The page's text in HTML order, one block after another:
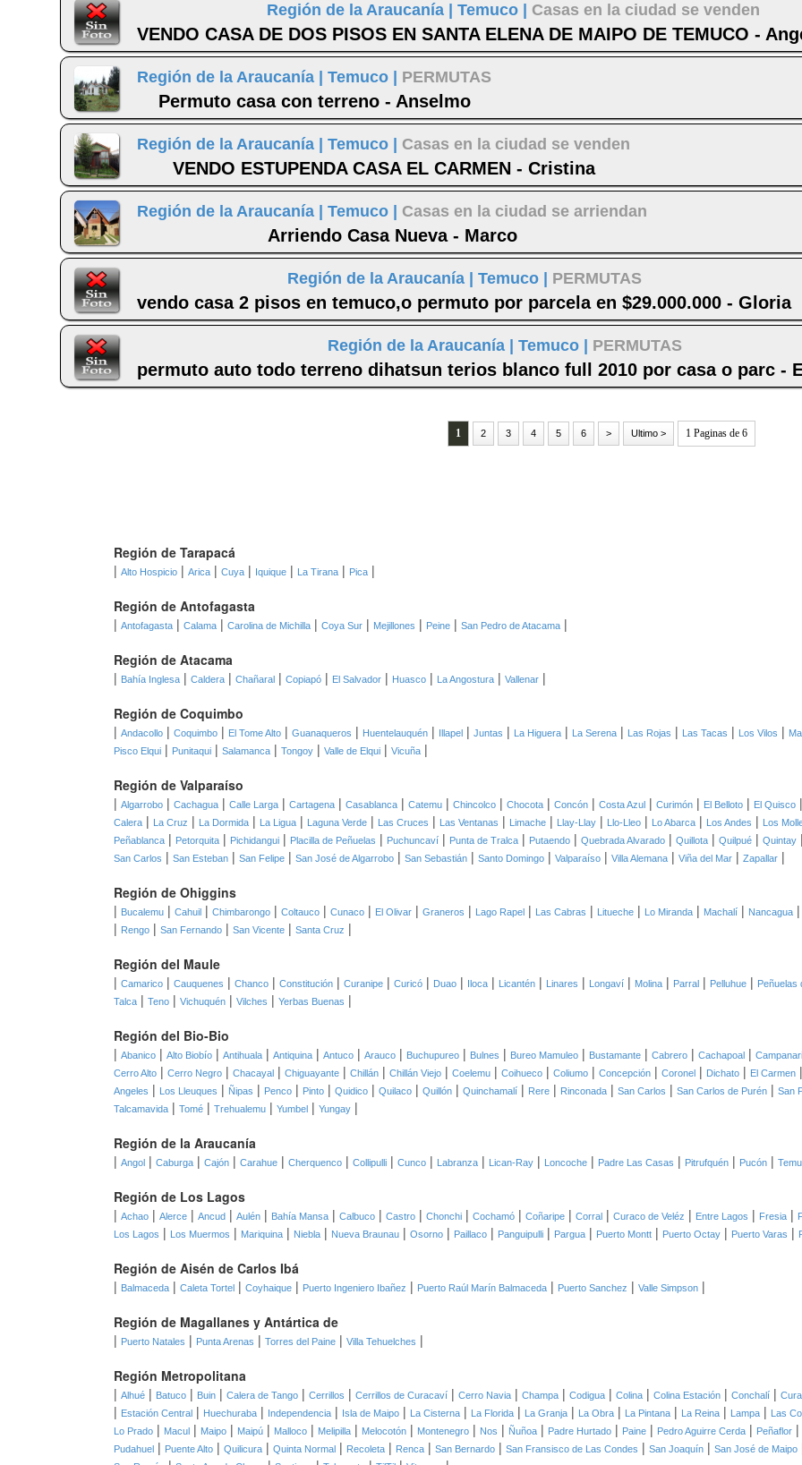
Región de la Araucanía | Temuco | Casas en la ciudad se venden
VENDO CASA DE DOS PISOS EN SANTA ELENA DE MAIPO DE TEMUCO -
Región de la Araucanía |Temuco | PERMUTAS
Permuto casa con terreno - Anselmo
Región de la Araucanía |Temuco | Casas en la ciudad se venden
VENDO ESTUPENDA CASA EL CARMEN - Cristina
Región de la Araucanía |Temuco | Casas en la ciudad se arriendan
Arriendo Casa Nueva - Marco
Región de la Araucanía | Temuco | PERMUTAS
vendo casa 2 pisos en temuco,o permuto por parcela en $29.000.000 - Gloria
Región de la Araucanía | Temuco | PERMUTAS
permuto auto todo terreno dihatsun terios blanco full 2010 por casa o parc -
1 2 3 4 5 6 > Ultimo > 1 Paginas de 6
Región de Tarapacá
| Alto Hospicio | Arica | Cuya | Iquique | La Tirana | Pica |
Región de Antofagasta
| Antofagasta | Calama | Carolina de Michilla | Coya Sur | Mejillones | Peine | San Pedro de Atacama |
Región de Atacama
| Bahía Inglesa | Caldera | Chañaral | Copiapó | El Salvador | Huasco | La Angostura | Vallenar |
Región de Coquimbo
| Andacollo | Coquimbo | El Tome Alto | Guanaqueros | Huentelauquén | Illapel | Juntas | La Higuera | La Serena | Las Rojas | Las Tacas | Los Vilos |
Pisco Elqui | Punitaqui | Salamanca | Tongoy | Valle de Elqui | Vicuña |
Región de Valparaíso
| Algarrobo | Cachagua | Calle Larga | Cartagena | Casablanca | Catemu | Chincolco | Chocota | Concón | Costa Azul | Curimón | El Belloto | El Quisco |
Calera | La Cruz | La Dormida | La Ligua | Laguna Verde | Las Cruces | Las Ventanas | Limache | Llay-Llay | Llo-Lleo | Lo Abarca | Los Andes | Los
Peñablanca | Petorquita | Pichidangui | Placilla de Peñuelas | Puchuncaví | Punta de Tralca | Putaendo | Quebrada Alvarado | Quillota | Quilpué | Quintay |
San Carlos | San Esteban | San Felipe | San José de Algarrobo | San Sebastián | Santo Domingo | Valparaíso | Villa Alemana | Viña del Mar | Zapallar |
Región de Ohiggins
| Bucalemu | Cahuil | Chimbarongo | Coltauco | Cunaco | El Olivar | Graneros | Lago Rapel | Las Cabras | Litueche | Lo Miranda | Machalí | Nancagua |
| Rengo | San Fernando | San Vicente | Santa Cruz |
Región del Maule
| Camarico | Cauquenes | Chanco | Constitución | Curanipe | Curicó | Duao | Iloca | Licantén | Linares | Longaví | Molina | Parral | Pelluhue | Peñuelas
Talca | Teno | Vichuquén | Vilches | Yerbas Buenas |
Región del Bio-Bio
| Abanico | Alto Biobío | Antihuala | Antiquina | Antuco | Arauco | Buchupureo | Bulnes | Bureo Mamuleo | Bustamante | Cabrero | Cachapoal |
Cerro Alto | Cerro Negro | Chacayal | Chiguayante | Chillán | Chillán Viejo | Coelemu | Coihueco | Coliumo | Concepción | Coronel | Dichato | El Carmen |
Angeles | Los Lleuques | Ñipas | Penco | Pinto | Quidico | Quilaco | Quillón | Quinchamalí | Rere | Rinconada | San Carlos | San Carlos de Purén | San
Talcamavida | Tomé | Trehualemu | Yumbel | Yungay |
Región de la Araucanía
| Angol | Caburga | Cajón | Carahue | Cherquenco | Collipulli | Cunco | Labranza | Lican-Ray | Loncoche | Padre Las Casas | Pitrufquén | Pucón |
Región de Los Lagos
| Achao | Alerce | Ancud | Aulén | Bahía Mansa | Calbuco | Castro | Chonchi | Cochamó | Coñaripe | Corral | Curaco de Veléz | Entre Lagos | Fresia |
Los Lagos | Los Muermos | Mariquina | Niebla | Nueva Braunau | Osorno | Paillaco | Panguipulli | Pargua | Puerto Montt | Puerto Octay | Puerto Varas |
Región de Aisén de Carlos Ibá
| Balmaceda | Caleta Tortel | Coyhaique | Puerto Ingeniero Ibañez | Puerto Raúl Marín Balmaceda | Puerto Sanchez | Valle Simpson |
Región de Magallanes y Antártica de
| Puerto Natales | Punta Arenas | Torres del Paine | Villa Tehuelches |
Región Metropolitana
| Alhué | Batuco | Buin | Calera de Tango | Cerrillos | Cerrillos de Curacaví | Cerro Navia | Champa | Codigua | Colina | Colina Estación | Conchalí |
| Estación Central | Huechuraba | Independencia | Isla de Maipo | La Cisterna | La Florida | La Granja | La Obra | La Pintana | La Reina | Lampa | Las
Lo Prado | Macul | Maipo | Maipú | Malloco | Melipilla | Melocotón | Montenegro | Nos | Ñuñoa | Padre Hurtado | Paine | Pedro Aguirre Cerda | Peñaflor |
Pudahuel | Puente Alto | Quilicura | Quinta Normal | Recoleta | Renca | San Bernardo | San Fransisco de Las Condes | San Joaquín | San José de Maipo